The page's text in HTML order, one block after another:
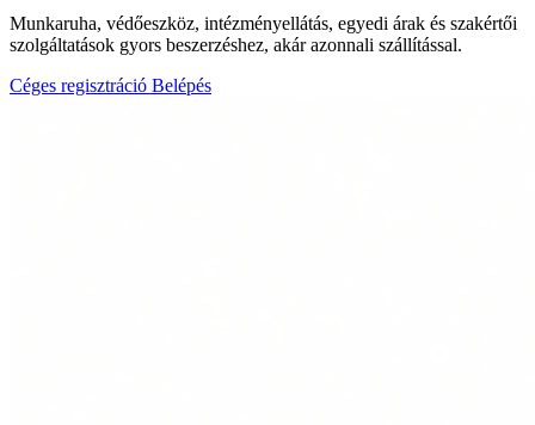
Munkaruha, védőeszköz, intézményellátás, egyedi árak és szakértői
szolgáltatások gyors beszerzéshez, akár azonnali szállítással.
Céges regisztráció Belépés